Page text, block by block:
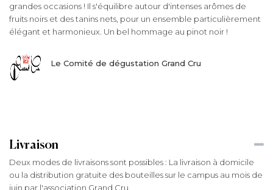
grandes occasions ! Il s'équilibre autour d'intenses arômes de
fruits noirs et des tanins nets, pour un ensemble particulièrement
élégant et harmonieux. Un bel hommage au pinot noir !
Le Comité de dégustation Grand Cru
Livraison
Deux modes de livraisons sont possibles : La livraison à domicile
ou la distribution gratuite des bouteilles sur le campus au mois de
juin par l'association Grand Cru.